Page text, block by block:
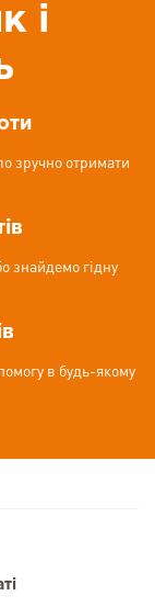
і
зручно отримати
знайдемо гідну
в будь-якому